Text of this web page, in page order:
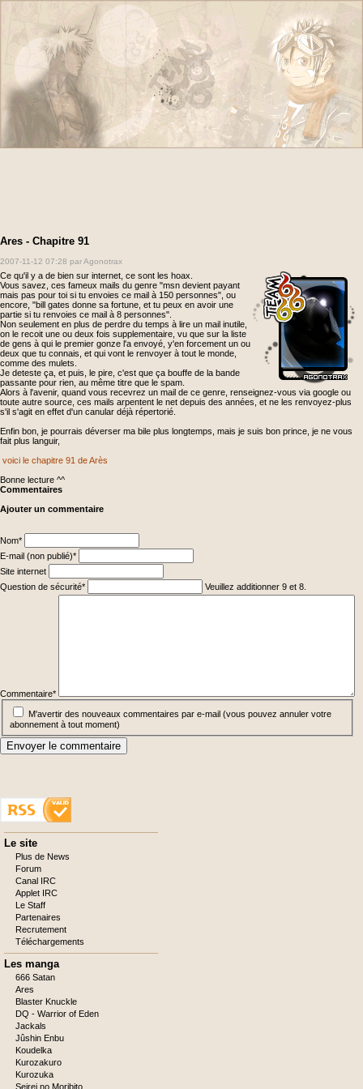
Ares - Chapitre 91
2007-11-12 07:28 par Agonotrax
Ce qu'il y a de bien sur internet, ce sont les hoax.
Vous savez, ces fameux mails du genre "msn devient payant
mais pas pour toi si tu envoies ce mail à 150 personnes", ou
encore, "bill gates donne sa fortune, et tu peux en avoir une
partie si tu renvoies ce mail à 8 personnes".
Non seulement en plus de perdre du temps à lire un mail inutile,
on le recoit une ou deux fois supplementaire, vu que sur la liste
de gens à qui le premier gonze l'a envoyé, y'en forcement un ou
deux que tu connais, et qui vont le renvoyer à tout le monde,
comme des mulets.
Je deteste ça, et puis, le pire, c'est que ça bouffe de la bande
passante pour rien, au même titre que le spam.
Alors à l'avenir, quand vous recevrez un mail de ce genre, renseignez-vous via google ou
toute autre source, ces mails arpentent le net depuis des années, et ne les renvoyez-plus
s'il s'agit en effet d'un canular déjà répertorié.
Enfin bon, je pourrais déverser ma bile plus longtemps, mais je suis bon prince, je ne vous
fait plus languir,
voici le chapitre 91 de Arès
Bonne lecture ^^
Commentaires
Ajouter un commentaire
Champ
obligatoire
Nom*
Champ
obligatoire
E-mail (non publié)*
Site internet
Champ
obligatoire
Question de sécurité*
Veuillez additionner 9 et 8.
Commentaire*
M'avertir des nouveaux commentaires par e-mail (vous pouvez annuler votre
abonnement à tout moment)
Envoyer le commentaire
Aller
au
contenu
Le site
Plus de News
Forum
Canal IRC
Applet IRC
Le Staff
Partenaires
Recrutement
Téléchargements
Les manga
666 Satan
Ares
Blaster Knuckle
DQ - Warrior of Eden
Jackals
Jûshin Enbu
Koudelka
Kurozakuro
Kurozuka
Seirei no Moribito